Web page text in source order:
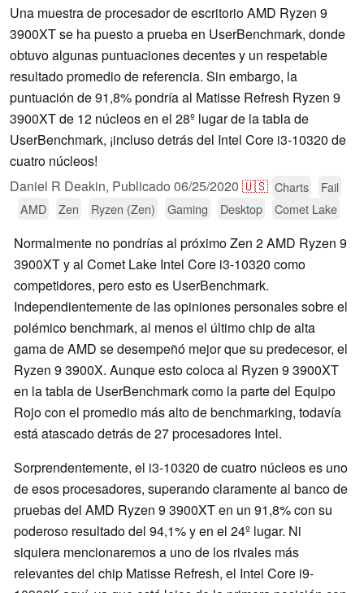
Una muestra de procesador de escritorio AMD Ryzen 9
3900XT se ha puesto a prueba en UserBenchmark, donde
obtuvo algunas puntuaciones decentes y un respetable
resultado promedio de referencia. Sin embargo, la
puntuación de 91,8% pondría al Matisse Refresh Ryzen 9
3900XT de 12 núcleos en el 28º lugar de la tabla de
UserBenchmark, ¡incluso detrás del Intel Core i3-10320 de
cuatro núcleos!
Daniel R Deakin, Publicado 06/25/2020 🇺🇸 Charts
Fail
AMD
Zen Ryzen (Zen) Gaming Desktop Comet Lake
Normalmente no pondrías al próximo Zen 2 AMD Ryzen 9
3900XT y al Comet Lake Intel Core i3-10320 como
competidores, pero esto es UserBenchmark.
Independientemente de las opiniones personales sobre el
polémico benchmark, al menos el último chip de alta
gama de AMD se desempeñó mejor que su predecesor, el
Ryzen 9 3900X. Aunque esto coloca al Ryzen 9 3900XT
en la tabla de UserBenchmark como la parte del Equipo
Rojo con el promedio más alto de benchmarking, todavía
está atascado detrás de 27 procesadores Intel.
Sorprendentemente, el i3-10320 de cuatro núcleos es uno
de esos procesadores, superando claramente al banco de
pruebas del AMD Ryzen 9 3900XT en un 91,8% con su
poderoso resultado del 94,1% y en el 24º lugar. Ni
siquiera mencionaremos a uno de los rivales más
relevantes del chip Matisse Refresh, el Intel Core i9-